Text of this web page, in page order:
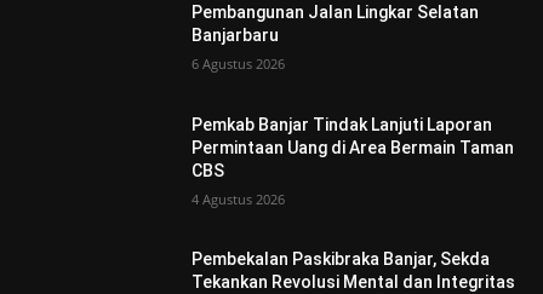
Pembangunan Jalan Lingkar Selatan
Banjarbaru
6 Agustus 2026
Pemkab Banjar Tindak Lanjuti Laporan
Permintaan Uang di Area Bermain Taman
CBS
4 Agustus 2026
Pembekalan Paskibraka Banjar, Sekda
Tekankan Revolusi Mental dan Integritas